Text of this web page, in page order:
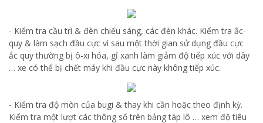
- Kiểm tra cầu trì & đèn chiếu sáng, các đèn khác. Kiểm tra ắc-
quy & làm sạch đầu cực vì sau một thời gian sử dụng đầu cực
ắc quy thường bị ô-xi hóa, gỉ xanh làm giảm độ tiếp xúc với dây
… xe có thể bị chết máy khi đầu cực này không tiếp xúc.
- Kiểm tra độ mòn của bugi & thay khi cần hoặc theo định kỳ.
Kiểm tra một lượt các thông số trên bảng táp lô … xem độ tiêu